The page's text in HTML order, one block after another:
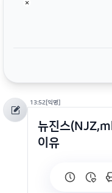
13:52[익명]
뉴진스
이유